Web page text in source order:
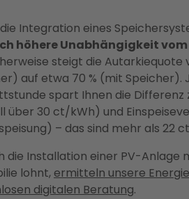
Integration eines
höhere Unabhängigkeit
steigt die Autarkiequote
auf etwa 70 % (mit
spart Ihnen die
über 30 ct/kWh) und
– das sind mehr als 22
die Installation einer PV-Anlage
lohnt, ermitteln unsere
digitalen Beratung.